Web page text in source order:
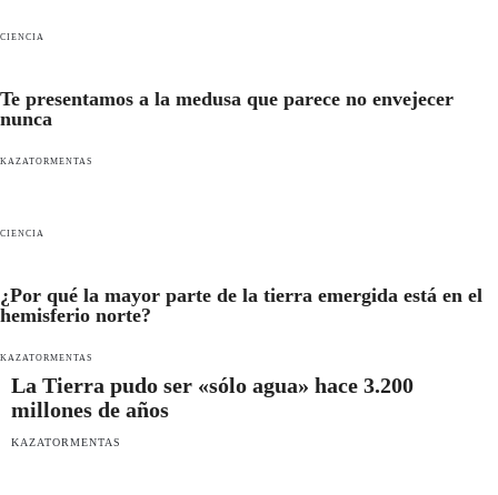
CIENCIA
Te presentamos a la medusa que parece no envejecer
nunca
KAZATORMENTAS
CIENCIA
¿Por qué la mayor parte de la tierra emergida está en el
hemisferio norte?
KAZATORMENTAS
La Tierra pudo ser «sólo agua» hace 3.200
millones de años
KAZATORMENTAS